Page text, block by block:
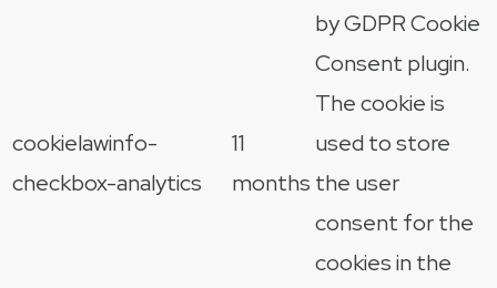
cookielawinfo-
checkbox-analytics
11
months
by GDPR Cookie
Consent plugin.
The cookie is
used to store
the user
consent for the
cookies in the